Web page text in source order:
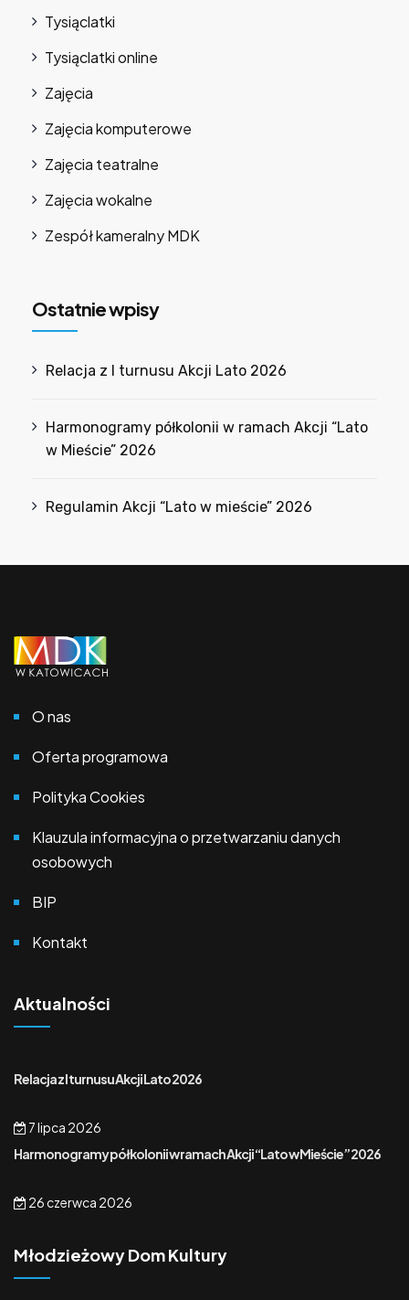
Tysiąclatki
Tysiąclatki online
Zajęcia
Zajęcia komputerowe
Zajęcia teatralne
Zajęcia wokalne
Zespół kameralny MDK
Ostatnie wpisy
Relacja z I turnusu Akcji Lato 2026
Harmonogramy półkolonii w ramach Akcji “Lato
w Mieście” 2026
Regulamin Akcji “Lato w mieście” 2026
O nas
Oferta programowa
Polityka Cookies
Klauzula informacyjna o przetwarzaniu danych
osobowych
BIP
Kontakt
Aktualności
Relacja z I turnusu Akcji Lato 2026
7 lipca 2026
Harmonogramy półkolonii w ramach Akcji “Lato w Mieście” 2026
26 czerwca 2026
Młodzieżowy Dom Kultury